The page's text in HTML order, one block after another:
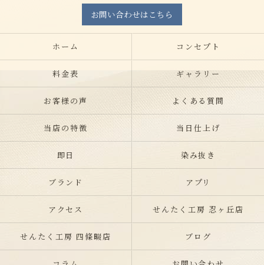
お問い合わせはこちら
ホーム コンセプト
料金表 ギャラリー
お客様の声 よくある質問
当店の特徴 当日仕上げ
即日 染み抜き
ブランド アプリ
アクセス せんたく工房 忍ヶ丘店
せんたく工房 四條畷店 ブログ